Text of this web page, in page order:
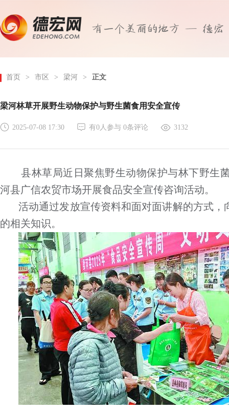
首页 > 市区 > 梁河 > 正文
梁河林草开展野生动物保护与野生菌食用安全宣传
2025-07-08 17:30 有0人参与 0条评论 3132
县林草局近日聚焦野生动物保护与林下野生
河县广信农贸市场开展食品安全宣传咨询活动。
活动通过发放宣传资料和面对面讲解的方式
的相关知识。